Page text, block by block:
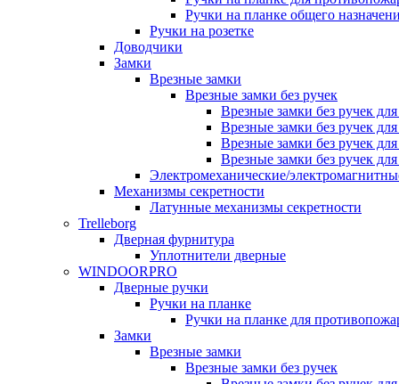
Ручки на планке общего
Ручки на розетке
Доводчики
Замки
Врезные замки
Врезные замки без ручек
Врезные замки без ручек
Врезные замки без ручек
Врезные замки без ручек
Врезные замки без ручек
Электромеханические/
Механизмы секретности
Латунные механизмы секретности
Trelleborg
Дверная фурнитура
Уплотнители дверные
WINDOORPRO
Дверные ручки
Ручки на планке
Ручки на планке для
Замки
Врезные замки
Врезные замки без ручек